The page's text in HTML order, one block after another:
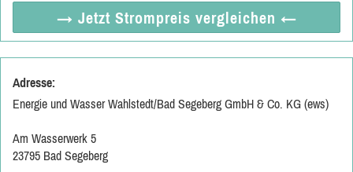
→ Jetzt Strompreis vergleichen ←
Adresse:
Energie und Wasser Wahlstedt/Bad Segeberg GmbH & Co. KG (ews)
Am Wasserwerk 5
23795 Bad Segeberg